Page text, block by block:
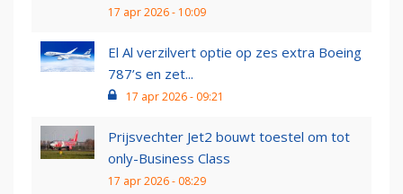
17 apr 2026 - 10:09
El Al verzilvert optie op zes extra Boeing
787’s en zet...
17 apr 2026 - 09:21
Prijsvechter Jet2 bouwt toestel om tot
only-Business Class
17 apr 2026 - 08:29